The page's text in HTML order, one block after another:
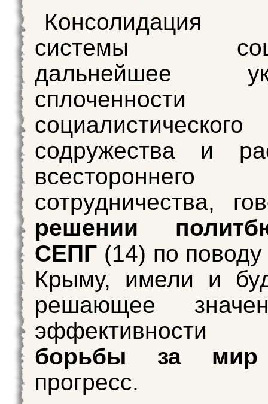
Консолидация
системы
дальнейшее
социалистического
содружества и
всестороннего
сотрудничества,
решении
СЕПГ (14) по поводу
Крыму, имели и
решающее
борьбы за мир
прогресс.